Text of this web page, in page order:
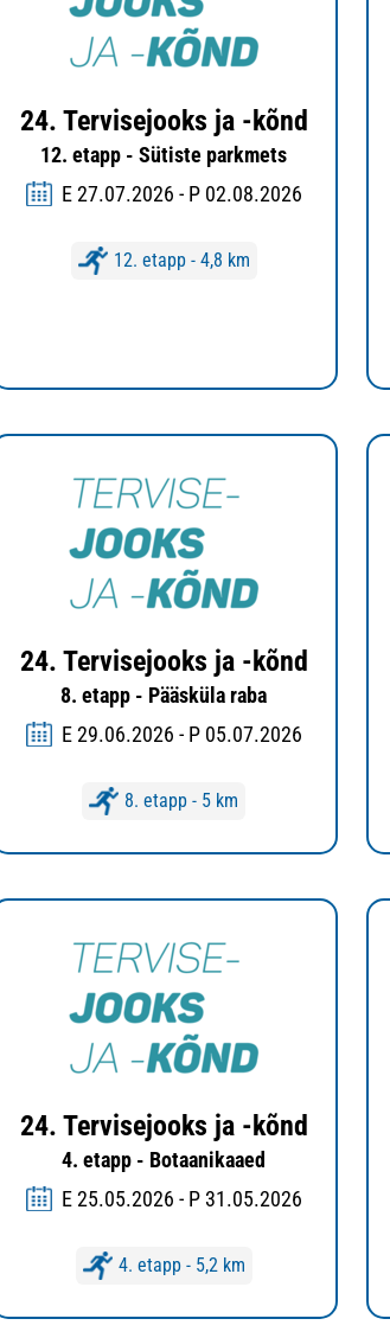
24. Tervisejooks ja -kõnd
12. etapp - Sütiste parkmets
E 27.07.2026 - P 02.08.2026
12. etapp - 4,8 km
24. Tervisejooks ja -kõnd
8. etapp - Pääsküla raba
E 29.06.2026 - P 05.07.2026
8. etapp - 5 km
24. Tervisejooks ja -kõnd
4. etapp - Botaanikaaed
E 25.05.2026 - P 31.05.2026
4. etapp - 5,2 km